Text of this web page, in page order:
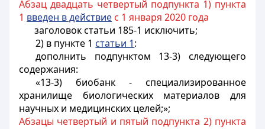
Абзац двадцать четвертый подпункта 1) пункта
1 введен в действие с 1 января 2020 года
заголовок статьи 185-1 исключить;
2) в пункте 1 статьи 1:
дополнить подпунктом 13-3) следующего
содержания:
«13-3) биобанк - специализированное
хранилище биологических материалов для
научных и медицинских целей;»;
Абзацы четвертый и пятый подпункта 2) пункта